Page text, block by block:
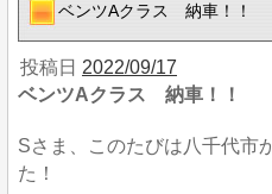
ベンツAクラス 納車！！
投稿日 2022/09/17
ベンツAクラス 納車！！
Sさま、このたびは八千代市
た！